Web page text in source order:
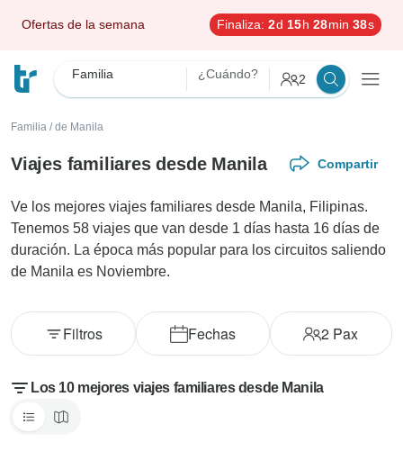
Ofertas de la semana Finaliza: 2d 15h 28min 36s
Familia ¿Cuándo? 2
Familia / de Manila
Viajes familiares desde Manila Compartir
Ve los mejores viajes familiares desde Manila, Filipinas.
Tenemos 58 viajes que van desde 1 días hasta 16 días de
duración. La época más popular para los circuitos saliendo
de Manila es Noviembre.
Fechas 2 Pax
Filtros
Los 10 mejores viajes familiares desde Manila